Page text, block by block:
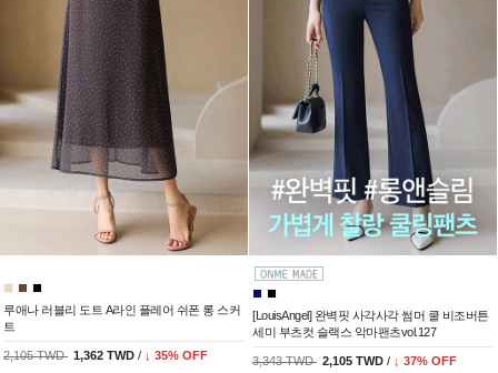
루애나 러블리 도트 A라인 플레어 쉬폰 롱 스커
트
2,105 TWD 1,362 TWD / ↓ 35% OFF
[LouisAngel] 완벽핏 사각사각 썸머 쿨 비조버튼
세미 부츠컷 슬랙스 악마팬츠vol.127
3,343 TWD 2,105 TWD / ↓ 37% OFF